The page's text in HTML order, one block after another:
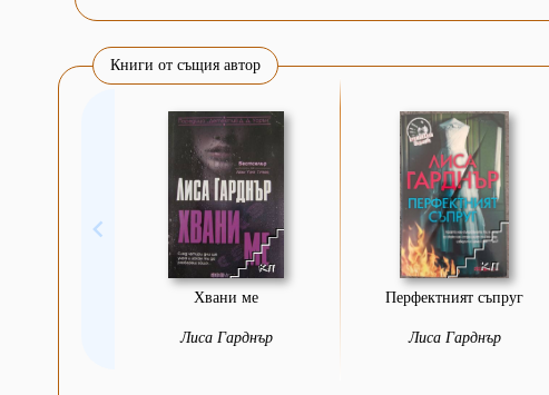
Книги от същия автор
Хвани ме
Лиса Гарднър
Перфектният съпруг
Лиса Гарднър